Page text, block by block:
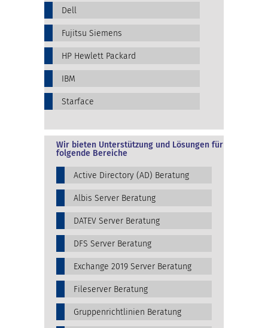
Dell
Fujitsu Siemens
HP Hewlett Packard
IBM
Starface
Wir bieten Unterstützung und Lösungen für
folgende Bereiche
Active Directory (AD) Beratung
Albis Server Beratung
DATEV Server Beratung
DFS Server Beratung
Exchange 2019 Server Beratung
Fileserver Beratung
Gruppenrichtlinien Beratung